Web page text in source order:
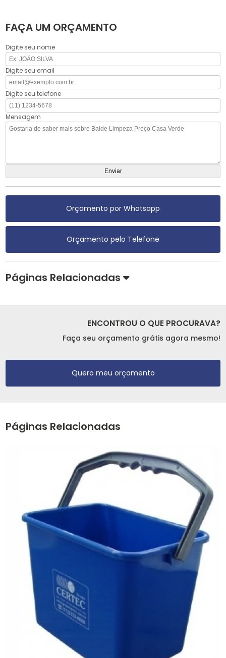
FAÇA UM ORÇAMENTO
Digite seu nome
Digite seu email
Digite seu telefone
Mensagem
Orçamento por Whatsapp
Orçamento pelo Telefone
Páginas Relacionadas
ENCONTROU O QUE PROCURAVA?
Faça seu orçamento grátis agora mesmo!
Quero meu orçamento
Páginas Relacionadas